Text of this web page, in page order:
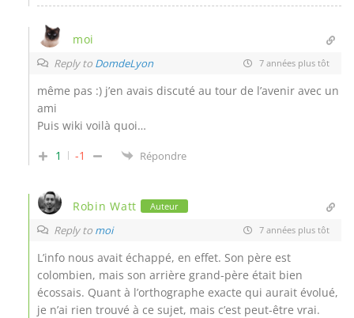
moi
Reply to DomdeLyon 7 années plus tôt
même pas :) j’en avais discuté au tour de l’avenir avec un
ami
Puis wiki voilà quoi…
1
-1 Répondre
Robin Watt Auteur
Reply to moi 7 années plus tôt
L’info nous avait échappé, en effet. Son père est
colombien, mais son arrière grand-père était bien
écossais. Quant à l’orthographe exacte qui aurait évolué,
je n’ai rien trouvé à ce sujet, mais c’est peut-être vrai.